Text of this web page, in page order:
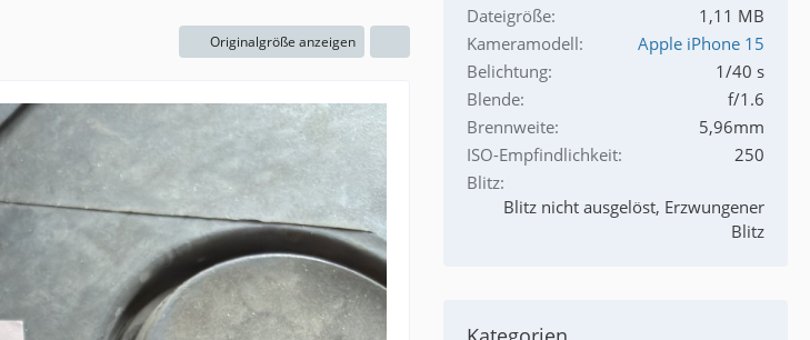
Originalgröße anzeigen
Dateigröße
1,11 MB
Kameramodell
Apple iPhone 15
Belichtung
1/40 s
Blende
f/1.6
Brennweite
5,96mm
ISO-Empfindlichkeit
250
Blitz
Blitz nicht ausgelöst, Erzwungener
Blitz